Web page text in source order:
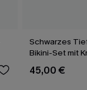
Schwarzes
Bikini-Set mit
45,00 €